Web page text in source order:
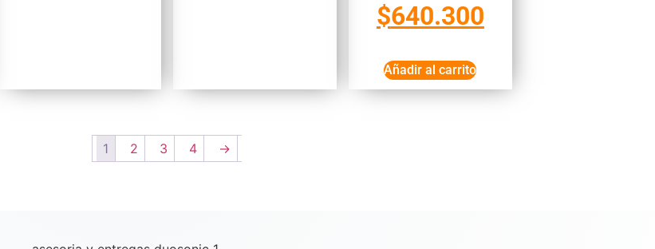
$640.300
Añadir al carrito
1 2 3 4 →